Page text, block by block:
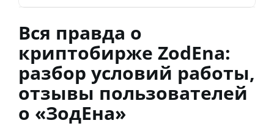
Вся правда о
криптобирже ZodEna:
разбор условий работы,
отзывы пользователей
о «ЗодЕна»